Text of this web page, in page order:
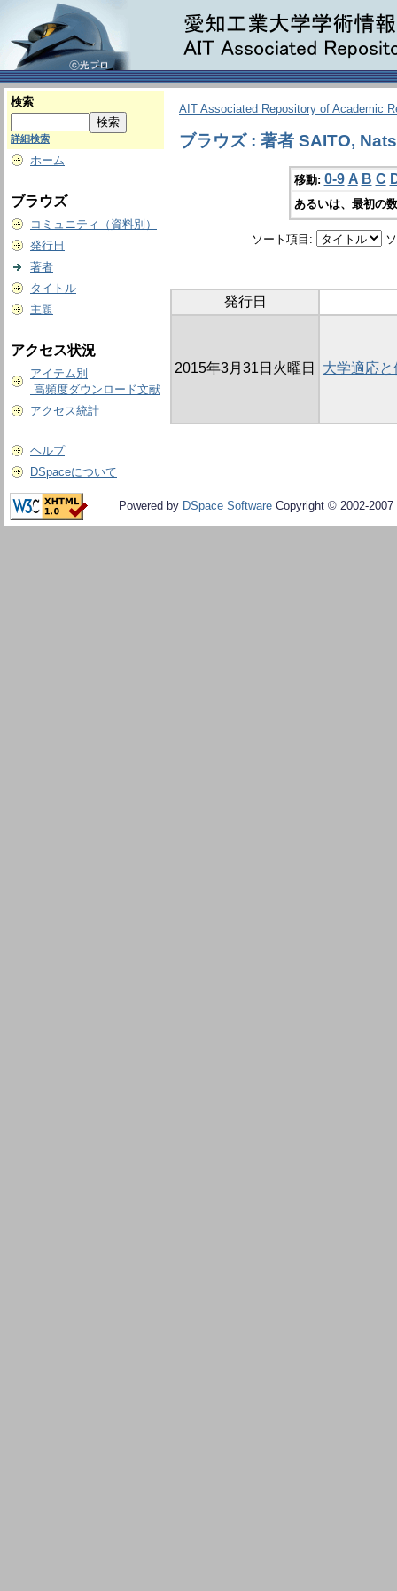
検索
詳細検索
ホーム
ブラウズ
コミュニティ（資料別）
発行日
著者
タイトル
主題
アクセス状況
アイテム別
高頻度ダウンロード文献
アクセス統計
ヘルプ
DSpaceについて
AIT Associated Repository of Academic
ブラウズ : 著者 SAITO,
移動: 0-9 A B C
あるいは、最初の
ソート項目:
発行日
2015年3月31日火曜日 大学適応
Powered by DSpace Software Copyright © 2002-2007